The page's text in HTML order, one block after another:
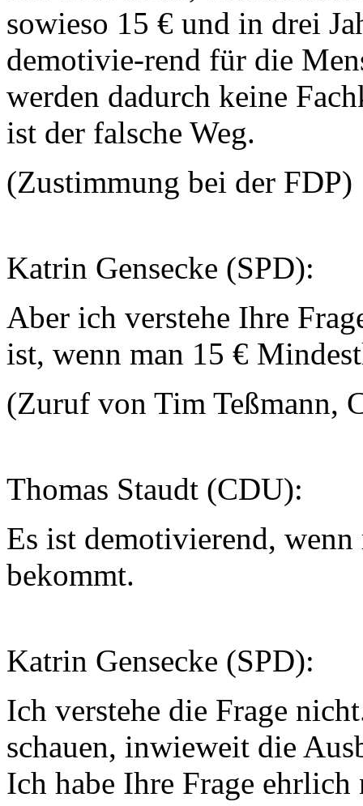
sowieso 15 € und in drei
demotivie-rend für die
werden dadurch keine
ist der falsche Weg.
(Zustimmung bei der FDP)
Katrin Gensecke (SPD):
Aber ich verstehe Ihre
ist, wenn man 15 €
(Zuruf von Tim Teßmann,
Thomas Staudt (CDU):
Es ist demotivierend,
bekommt.
Katrin Gensecke (SPD):
Ich verstehe die Frage
schauen, inwieweit die
Ich habe Ihre Frage ehrlich